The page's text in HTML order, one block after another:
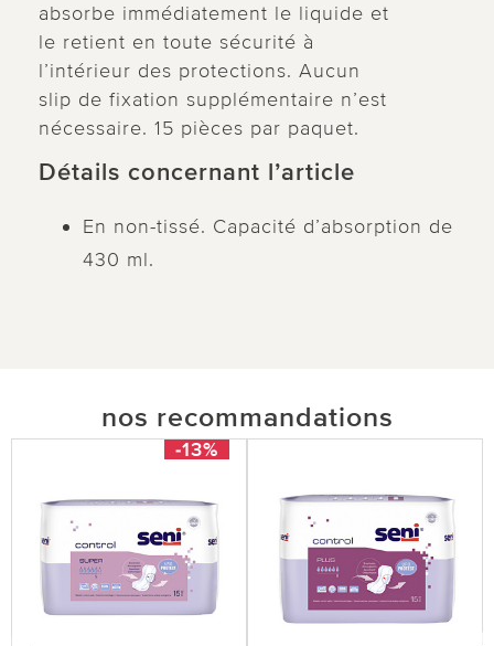
absorbe immédiatement le liquide et
le retient en toute sécurité à
l’intérieur des protections. Aucun
slip de fixation supplémentaire n’est
nécessaire. 15 pièces par paquet.
Détails concernant l’article
En non-tissé. Capacité d’absorption de
430 ml.
nos recommandations
-13%